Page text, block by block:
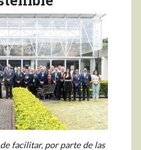
facilitar, por parte de las